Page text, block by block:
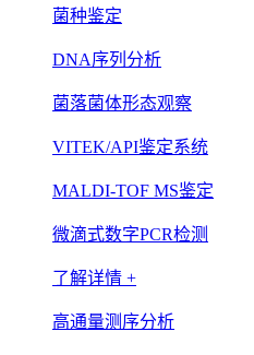
菌种鉴定
DNA序列分析
菌落菌体形态观察
VITEK/API鉴定系统
MALDI-TOF MS鉴定
微滴式数字PCR检测
了解详情 +
高通量测序分析